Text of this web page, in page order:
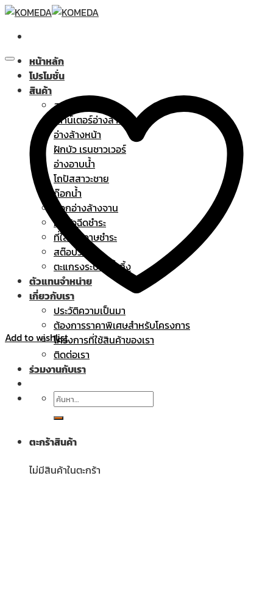
Skip
content
หน้าหลัก
โปรโมชั่น
สินค้า
สุขภัณฑ์
เคาน์เตอร์อ่างล้างหน้า
อ่างล้างหน้า
ฝักบัว เรนชาวเวอร์
อ่างอาบน้ำ
โถปัสสาวะชาย
ก๊อกน้ำ
ก๊อกอ่างล้างจาน
ฝักบัวฉีดชำระ
ที่ใส่กระดาษชำระ
สต๊อปวาล์ว
ตะแกรงระบายน้ำทิ้ง
ตัวแทนจำหน่าย
เกี่ยวกับเรา
ประวัติความเป็นมา
ต้องการราคาพิเศษสำหรับโครงการ
โครงการที่ใช้สินค้าของเรา
ติดต่อเรา
ร่วมงานกับเรา
ค้นหา:
ตะกร้าสินค้า
ไม่มีสินค้าในตะกร้า
Add to wishlist